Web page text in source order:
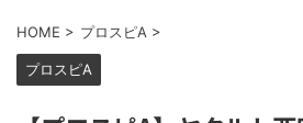
プロスピA